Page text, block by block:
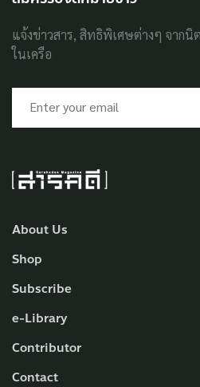
About Us
Shop
Subscribe
e-Library
Contributor
Contact
แจ้งข่าวสาร, สิทธิพิเศษต่างๆ จาก
ในเครือ